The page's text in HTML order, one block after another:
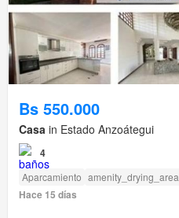
Bs 550.000
Casa in Estado Anzoátegui
4
Aparcamiento amenity_drying_area
Hace 15 días